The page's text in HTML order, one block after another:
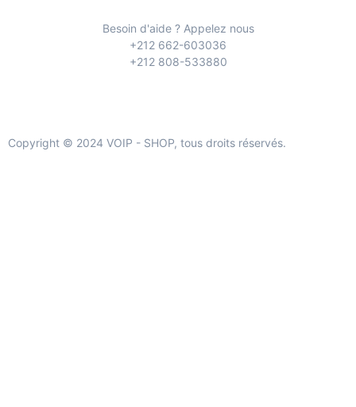
Besoin d'aide ? Appelez nous
+212 662-603036
+212 808-533880
Copyright © 2024 VOIP - SHOP, tous droits réservés.